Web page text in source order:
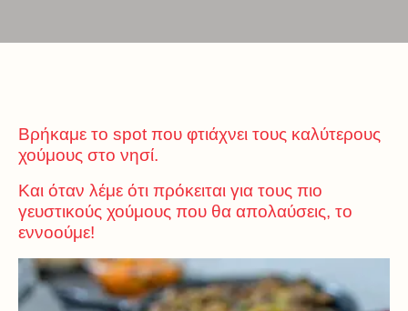
Βρήκαμε το spot που φτιάχνει τους καλύτερους
χούμους στο νησί.
Και όταν λέμε ότι πρόκειται για τους πιο
γευστικούς χούμους που θα απολαύσεις, το
εννοούμε!